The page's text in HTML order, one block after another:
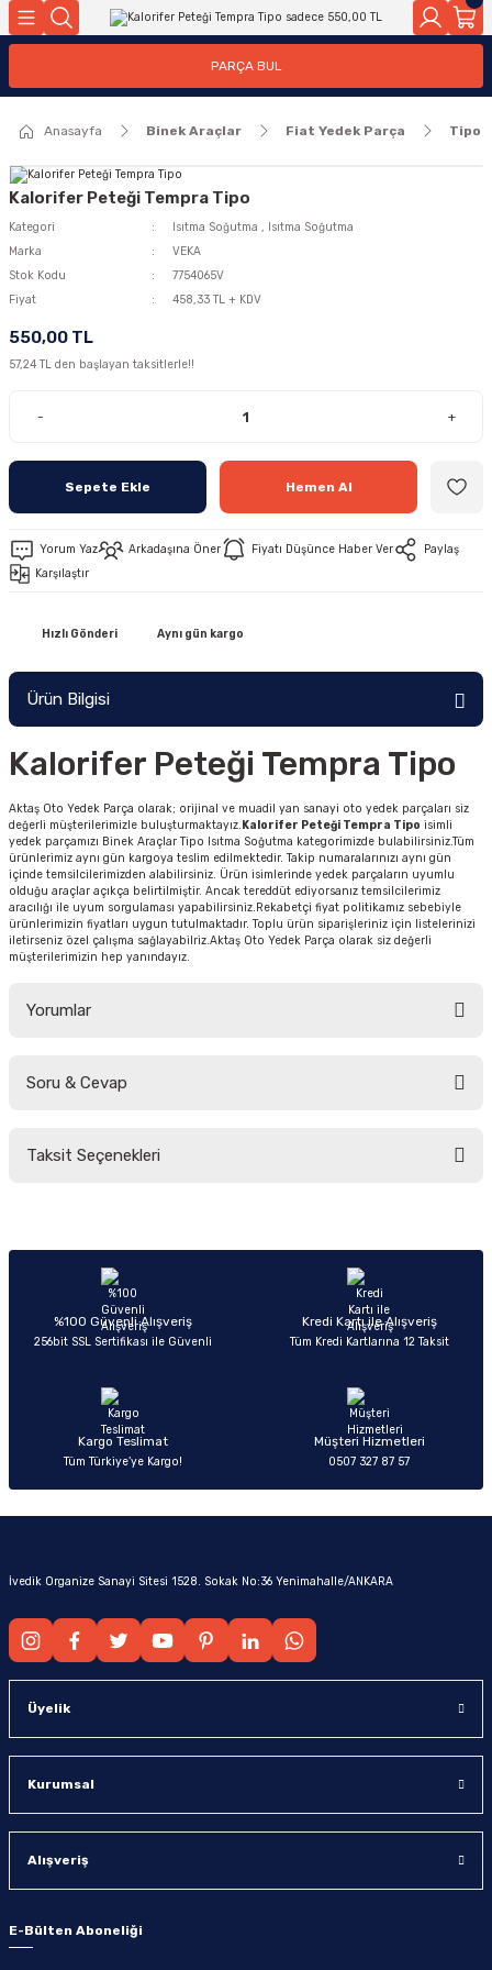
Geri Dön
Geri Dön
PARÇA BUL
Anasayfa Binek Araçlar Fiat Yedek Parça Tipo
Kalorifer Peteği Tempra Tipo
Kategori Isıtma Soğutma , Isıtma Soğutma
Marka
VEKA
Stok Kodu
7754065V
Fiyat
458,33 TL + KDV
550,00 TL
57,24 TL den başlayan taksitlerle!!
- +
Sepete Ekle Hemen Al
Yorum Yaz Arkadaşına Öner Fiyatı Düşünce Haber Ver
Paylaş
Karşılaştır
Hızlı Gönderi Aynı gün kargo
Ürün Bilgisi
Kalorifer Peteği Tempra Tipo
Aktaş Oto Yedek Parça olarak; orijinal ve muadil yan sanayi oto yedek parçaları siz
değerli müşterilerimizle buluşturmaktayız.Kalorifer Peteği Tempra Tipo isimli
yedek parçamızı Binek Araçlar Tipo Isıtma Soğutma kategorimizde bulabilirsiniz.Tüm
ürünlerimiz aynı gün kargoya teslim edilmektedir. Takip numaralarınızı aynı gün
içinde temsilcilerimizden alabilirsiniz. Ürün isimlerinde yedek parçaların uyumlu
olduğu araçlar açıkça belirtilmiştir. Ancak tereddüt ediyorsanız temsilcilerimiz
aracılığı ile uyum sorgulaması yapabilirsiniz.Rekabetçi fiyat politikamız sebebiyle
ürünlerimizin fiyatları uygun tutulmaktadır. Toplu ürün siparişleriniz için listelerinizi
iletirseniz özel çalışma sağlayabilriz.Aktaş Oto Yedek Parça olarak siz değerli
müşterilerimizin hep yanındayız.
Yorumlar
Soru & Cevap
Taksit Seçenekleri
%100 Güvenli Alışveriş
256bit SSL Sertifikası ile Güvenli
Kredi Kartı ile Alışveriş
Tüm Kredi Kartlarına 12 Taksit
Kargo Teslimat
Tüm Türkiye’ye Kargo!
Müşteri Hizmetleri
0507 327 87 57
İvedik Organize Sanayi Sitesi 1528. Sokak No:36 Yenimahalle/ANKARA
Üyelik
Kurumsal
Alışveriş
E-Bülten Aboneliği